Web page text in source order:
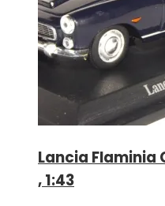
Lancia Flaminia
, 1:43